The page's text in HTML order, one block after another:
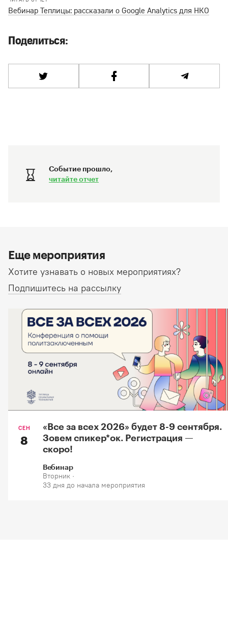
Событие прошло,
читайте отчет
Вебинар Теплицы: рассказали о Google Analytics для НКО
Поделиться:
Еще мероприятия
Хотите узнавать о новых мероприятиях?
Подпишитесь на рассылку
СЕН
8
«Все за всех 2026» будет 8-9 сентября.
Зовем спикер*oк. Регистрация —
скоро!
Вебинар
Вторник ·
33 дня до начала мероприятия